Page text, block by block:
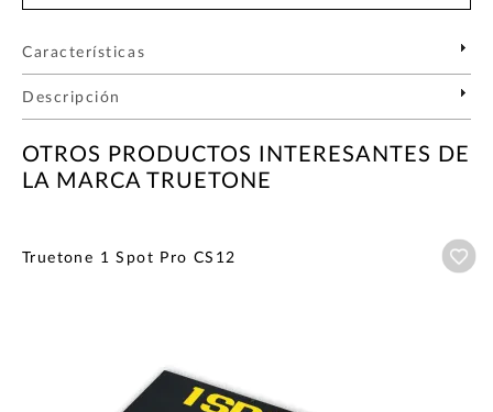
Características
Descripción
OTROS PRODUCTOS INTERESANTES DE
LA MARCA TRUETONE
Truetone 1 Spot Pro CS12